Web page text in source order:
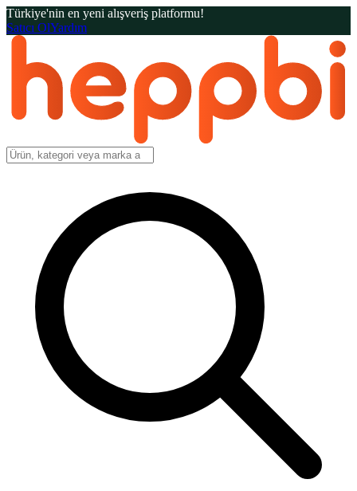
Türkiye'nin en yeni alışveriş platformu!
Satıcı OlYardım